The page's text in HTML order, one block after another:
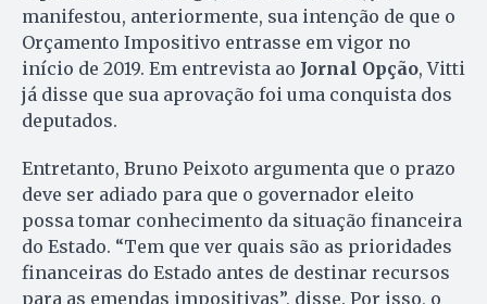
manifestou, anteriormente, sua intenção de que o
Orçamento Impositivo entrasse em vigor no
início de 2019. Em entrevista ao Jornal Opção, Vitti
já disse que sua aprovação foi uma conquista dos
deputados.
Entretanto, Bruno Peixoto argumenta que o prazo
deve ser adiado para que o governador eleito
possa tomar conhecimento da situação financeira
do Estado. “Tem que ver quais são as prioridades
financeiras do Estado antes de destinar recursos
para as emendas impositivas”, disse. Por isso, o